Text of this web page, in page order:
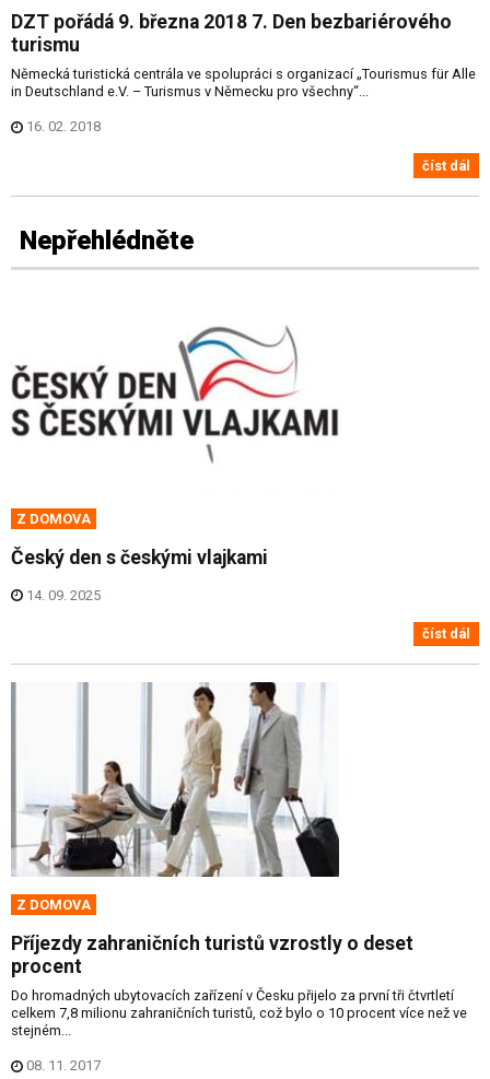
DZT pořádá 9. března 2018 7. Den bezbariérového
turismu
Německá turistická centrála ve spolupráci s organizací „Tourismus für Alle
in Deutschland e.V. – Turismus v Německu pro všechny“...
16. 02. 2018
číst dál
Nepřehlédněte
Z DOMOVA
Český den s českými vlajkami
14. 09. 2025
číst dál
Z DOMOVA
Příjezdy zahraničních turistů vzrostly o deset
procent
Do hromadných ubytovacích zařízení v Česku přijelo za první tři čtvrtletí
celkem 7,8 milionu zahraničních turistů, což bylo o 10 procent více než ve
stejném...
08. 11. 2017